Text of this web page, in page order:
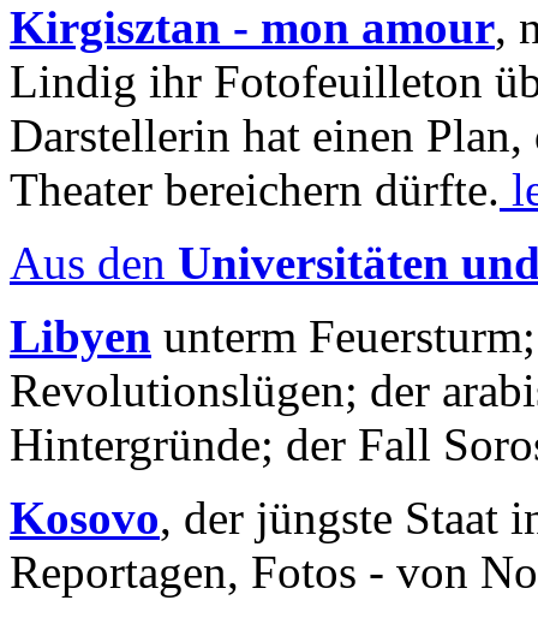
Kirgisztan - mon amour,
Lindig ihr Fotofeuilleton
Darstellerin hat einen Plan,
Theater bereichern dürfte.
Aus den Universitäten
Libyen unterm
Revolutionslügen; der
Hintergründe; der Fall
Kosovo, der jüngste Staat
Reportagen, Fotos - von